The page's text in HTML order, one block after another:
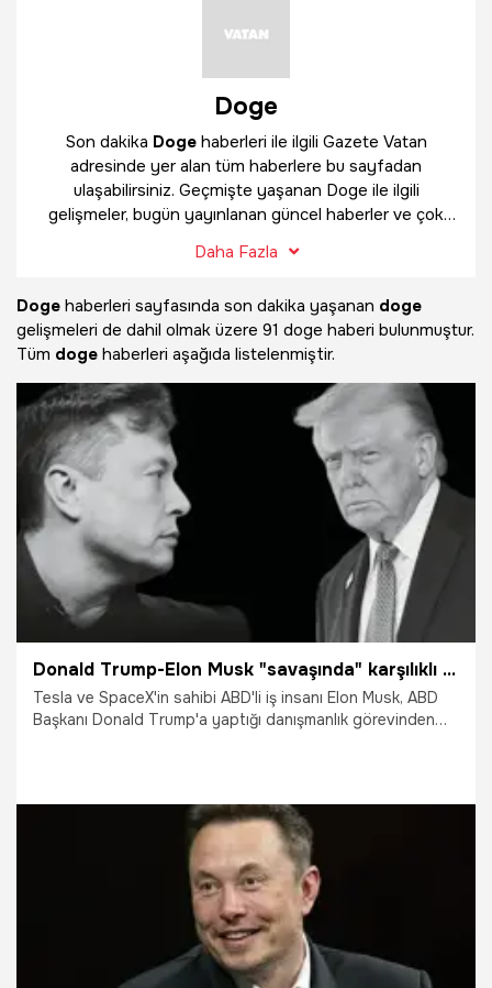
Doge
Son dakika Dogehaberleri ile ilgili Gazete Vatan
adresinde yer alan tüm haberlere bu sayfadan
ulaşabilirsiniz. Geçmişte yaşanan Doge ile ilgili
gelişmeler, bugün yayınlanan güncel haberler ve çok
Daha Fazla
Doge haberleri sayfasında son dakika yaşanan doge
gelişmeleri de dahil olmak üzere 91 doge haberi bulunmuştur.
Tüm doge haberleri aşağıda listelenmiştir.
Donald Trump-Elon Musk "savaşında" karşılıklı suçlamalar devam ediyor! 'Ben olmasaydım Trump seçimi kaybederdi'
Tesla ve SpaceX'in sahibi ABD'li iş insanı Elon Musk, ABD
Başkanı Donald Trump'a yaptığı danışmanlık görevinden